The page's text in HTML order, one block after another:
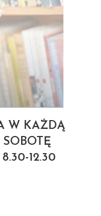
W KAŻDĄ
12.30